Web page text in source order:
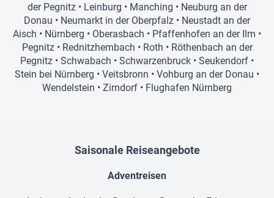
der Pegnitz• Leinburg • Manching • Neuburg an der
Donau • Neumarkt in der Oberpfalz • Neustadt an der
Aisch • Nürnberg • Oberasbach • Pfaffenhofen an der Ilm •
Pegnitz• Rednitzhembach • Roth • Röthenbach an der
Pegnitz • Schwabach • Schwarzenbruck • Seukendorf •
Stein bei Nürnberg • Veitsbronn • Vohburg an der Donau •
Wendelstein • Zirndorf • Flughafen Nürnberg
Saisonale Reiseangebote
Adventreisen